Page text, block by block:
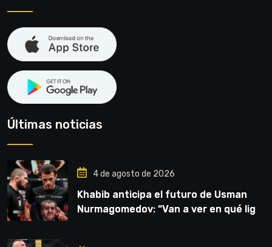
Últimas noticias
4 de agosto de 2026
Khabib anticipa el futuro de Usman
Nurmagomedov: “Van a ver en qué liga